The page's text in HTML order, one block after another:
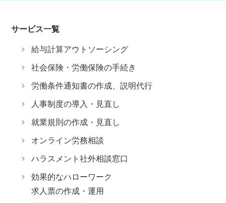
サービス一覧
給与計算アウトソーシング
社会保険・労働保険の手続き
労働条件通知書の作成、説明代行
人事制度の導入・見直し
就業規則の作成・見直し
オンライン労務相談
ハラスメント社外相談窓口
効果的なハローワーク
求人票の作成・運用